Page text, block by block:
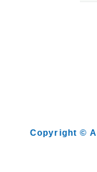
Copyright ©